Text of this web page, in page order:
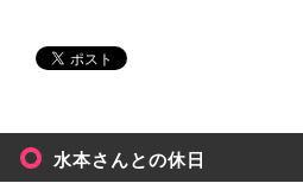
水本さんとの休日